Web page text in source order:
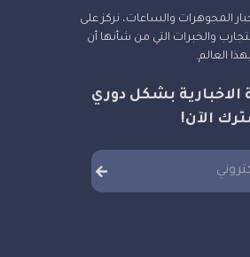
المجوهرات والساعات، نركز على
والخبرات التي من شأنها أن
العالم.
بشكل دوري
الآن!